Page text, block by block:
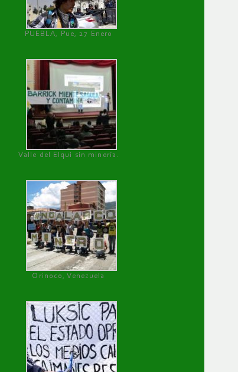
PUEBLA, Pue, 27 Enero
Valle del Elqui sin minería.
Orinoco, Venezuela